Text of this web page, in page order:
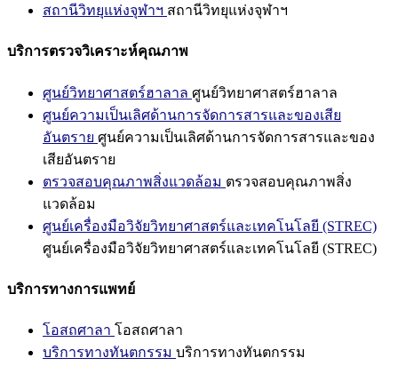
สถานีวิทยุแห่งจุฬาฯ สถานีวิทยุแห่งจุฬาฯ
บริการตรวจวิเคราะห์คุณภาพ
ศูนย์วิทยาศาสตร์ฮาลาล ศูนย์วิทยาศาสตร์ฮาลาล
ศูนย์ความเป็นเลิศด้านการจัดการสารและของเสีย
อันตราย ศูนย์ความเป็นเลิศด้านการจัดการสารและของ
เสียอันตราย
ตรวจสอบคุณภาพสิ่งแวดล้อม ตรวจสอบคุณภาพสิ่ง
แวดล้อม
ศูนย์เครื่องมือวิจัยวิทยาศาสตร์และเทคโนโลยี (STREC)
ศูนย์เครื่องมือวิจัยวิทยาศาสตร์และเทคโนโลยี (STREC)
บริการทางการแพทย์
โอสถศาลา โอสถศาลา
บริการทางทันตกรรม บริการทางทันตกรรม